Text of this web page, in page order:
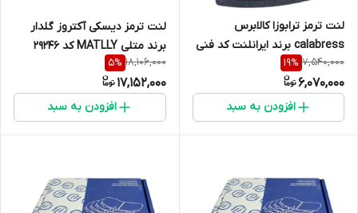
لنت ترمز ترابوزا کالابرس
calabress برند ایرانلنت کد فنی
19094 - 2328
7,540,000
19%
6,070,000
افزودن به سبد
لنت ترمز دیسکی آکتروز گلدار
برند متلی MATLLY کد 29246
29244
18,106,000
5%
17,152,000
افزودن به سبد